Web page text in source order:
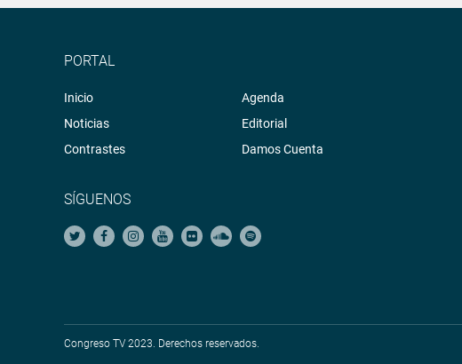
PORTAL
Inicio
Noticias
Contrastes
Agenda
Editorial
Damos Cuenta
SÍGUENOS
Congreso TV 2023. Derechos reservados.